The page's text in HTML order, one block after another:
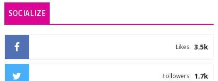
SOCIALIZE
3.5k
Likes
1.7k
Followers